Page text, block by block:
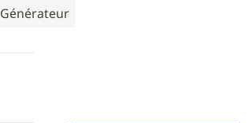
Générateur